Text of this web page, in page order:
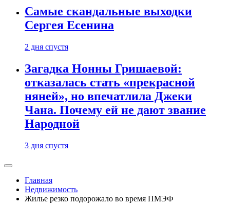
Самые скандальные выходки
Сергея Есенина
2 дня спустя
Загадка Нонны Гришаевой:
отказалась стать «прекрасной
няней», но впечатлила Джеки
Чана. Почему ей не дают звание
Народной
3 дня спустя
Главная
Недвижимость
Жилье резко подорожало во время ПМЭФ